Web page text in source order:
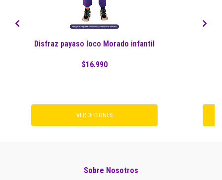
Disfraz payaso loco Morado infantil
$16.990
VER OPCIONES
Sobre Nosotros